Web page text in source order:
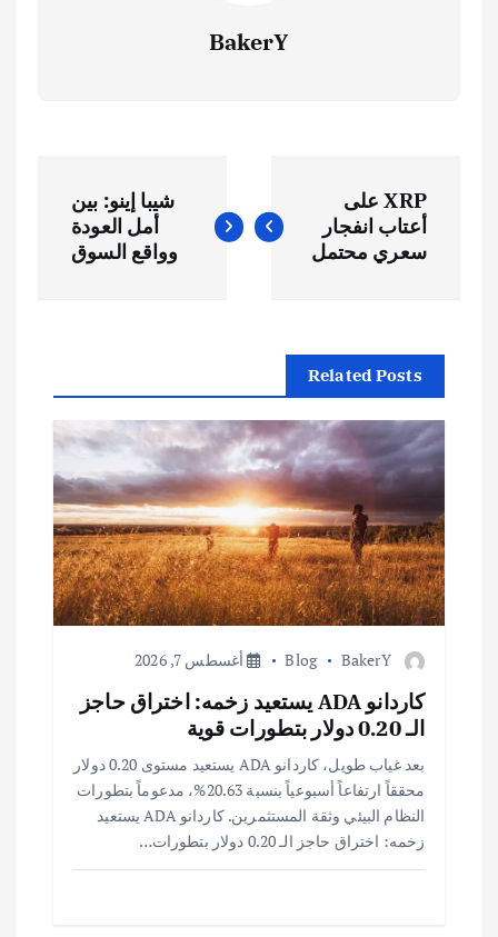
BakerY
ص
ح
م
ق
ت
XRP على
أعتاب انفجار
سعري محتمل
شيبا إينو: بين
أمل العودة
وواقع السوق
Related Posts
BakerY
Blog أغسطس 7, 2026
كاردانو ADA يستعيد زخمه: اختراق حاجز
الـ 0.20 دولار بتطورات قوية
بعد غياب طويل، كاردانو ADA يستعيد مستوى 0.20 دولار
محققاً ارتفاعاً أسبوعياً بنسبة 20.63%، مدعوماً بتطورات
النظام البيئي وثقة المستثمرين. كاردانو ADA يستعيد
زخمه: اختراق حاجز الـ 0.20 دولار بتطورات…